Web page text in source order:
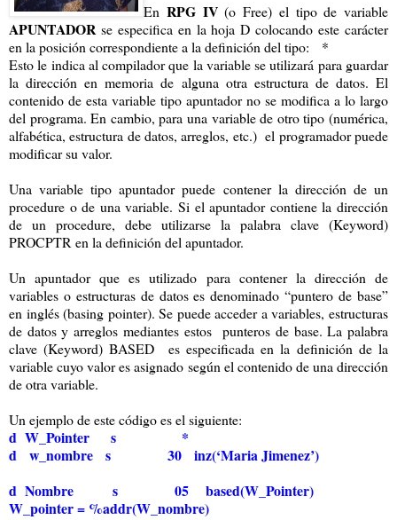
En RPG IV(o Free) el tipo de variable
APUNTADOR se especifica en la hoja D colocando este carácter
en la posición correspondiente a la definición del tipo: *
Esto le indica al compilador que la variable se utilizará para guardar
la dirección en memoria de alguna otra estructura de datos. El
contenido de esta variable tipo apuntador no se modifica a lo largo
del programa. En cambio, para una variable de otro tipo (numérica,
alfabética, estructura de datos, arreglos, etc.) el programador puede
modificar su valor.
Una variable tipo apuntador puede contener la dirección de un
procedure o de una variable. Si el apuntador contiene la dirección
de un procedure, debe utilizarse la palabra clave (Keyword)
PROCPTR en la definición del apuntador.
Un apuntador que es utilizado para contener la dirección de
variables o estructuras de datos es denominado “puntero de base”
en inglés (basing pointer). Se puede acceder a variables, estructuras
de datos y arreglos mediantes estos punteros de base. La palabra
clave (Keyword) BASED es especificada en la definición de la
variable cuyo valor es asignado según el contenido de una dirección
de otra variable.
Un ejemplo de este código es el siguiente:
d W_Pointer s *
d w_nombre s 30 inz(‘Maria Jimenez’)
d Nombre s 05 based(W_Pointer)
W_pointer = %addr(W_nombre)